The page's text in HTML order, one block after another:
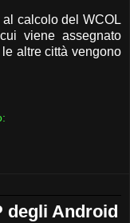
calcolo del WCOL
viene assegnato
altre città vengono
degli Android